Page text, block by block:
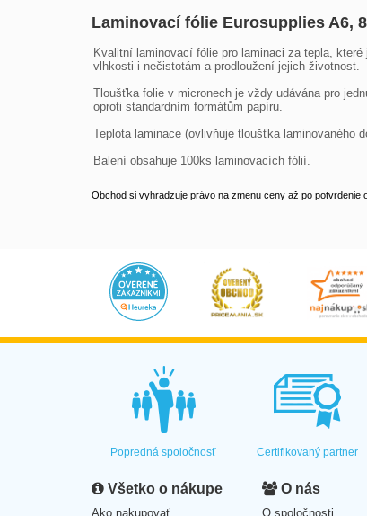
Laminovací fólie Eurosupplies A6,
Kvalitní laminovací fólie pro laminaci za tepla,
vlhkosti i nečistotám a prodloužení jejich životnost.
Tloušťka folie v micronech je vždy udávána pro
oproti standardním formátům papíru.
Teplota laminace (ovlivňuje tloušťka laminovaného
Balení obsahuje 100ks laminovacích fólií.
Obchod si vyhradzuje právo na zmenu ceny až po potvrdenie
Popredná spoločnosť Certifikovaný partner
Všetko o nákupe
Ako nakupovať
O nás
O spoločnosti